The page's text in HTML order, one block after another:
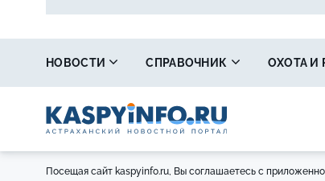
НОВОСТИ СПРАВОЧНИК ОХОТА И
Посещая сайт kaspyinfo.ru, Вы соглашаетесь с